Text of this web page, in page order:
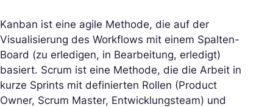
Kanban ist eine agile Methode, die auf der
Visualisierung des Workflows mit einem Spalten-
Board (zu erledigen, in Bearbeitung, erledigt)
basiert. Scrum ist eine Methode, die die Arbeit in
kurze Sprints mit definierten Rollen (Product
Owner, Scrum Master, Entwicklungsteam) und